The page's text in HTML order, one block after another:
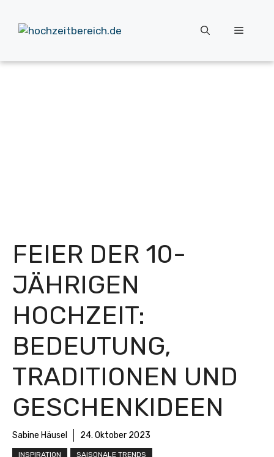
Inhalt
springen
Menü
FEIER DER 10-
JÄHRIGEN
HOCHZEIT:
BEDEUTUNG,
TRADITIONEN UND
GESCHENKIDEEN
Sabine Häusel 24. Oktober 2023
INSPIRATION SAISONALE TRENDS